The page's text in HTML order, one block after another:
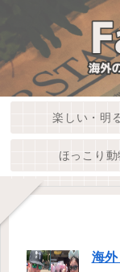
楽しい・明
ほっこり動
海